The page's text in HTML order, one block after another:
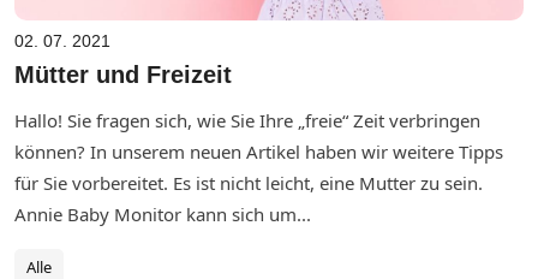
02. 07. 2021
Mütter und Freizeit
Hallo! Sie fragen sich, wie Sie Ihre „freie“ Zeit verbringen
können? In unserem neuen Artikel haben wir weitere Tipps
für Sie vorbereitet. Es ist nicht leicht, eine Mutter zu sein.
Annie Baby Monitor kann sich um...
Alle